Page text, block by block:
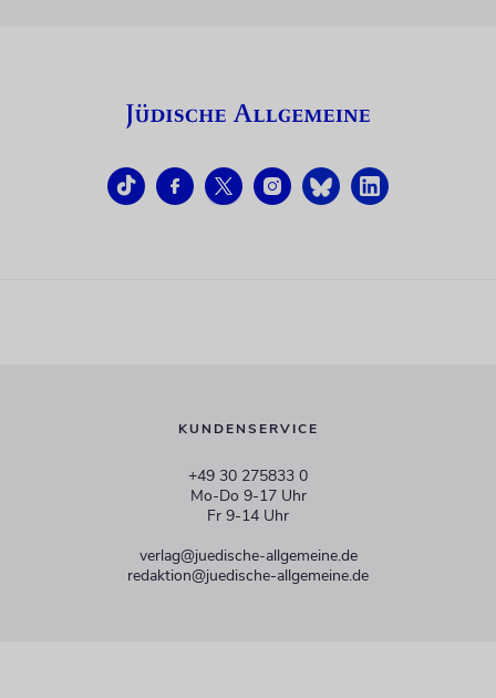
KUNDENSERVICE
+49 30 275833 0
Mo-Do 9-17 Uhr
Fr 9-14 Uhr
verlag@juedische-allgemeine.de
redaktion@juedische-allgemeine.de